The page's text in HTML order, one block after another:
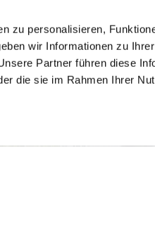
zu personalisieren,
wir Informationen zu
Partner führen diese
die sie im Rahmen Ihrer